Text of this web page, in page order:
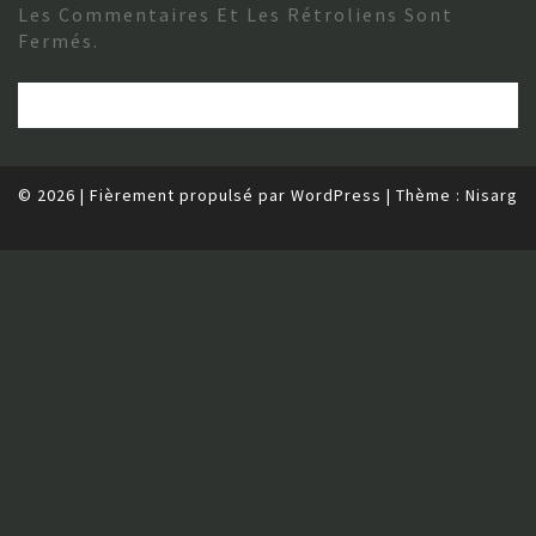
Les Commentaires Et Les Rétroliens Sont
Fermés.
© 2026 | Fièrement propulsé par WordPress | Thème : Nisarg